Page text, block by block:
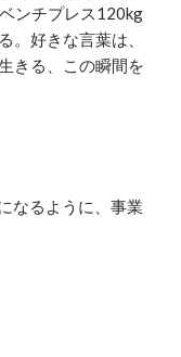
ンチプレス120kg
。好きな言葉は、
きる、この瞬間を
なるように、事業